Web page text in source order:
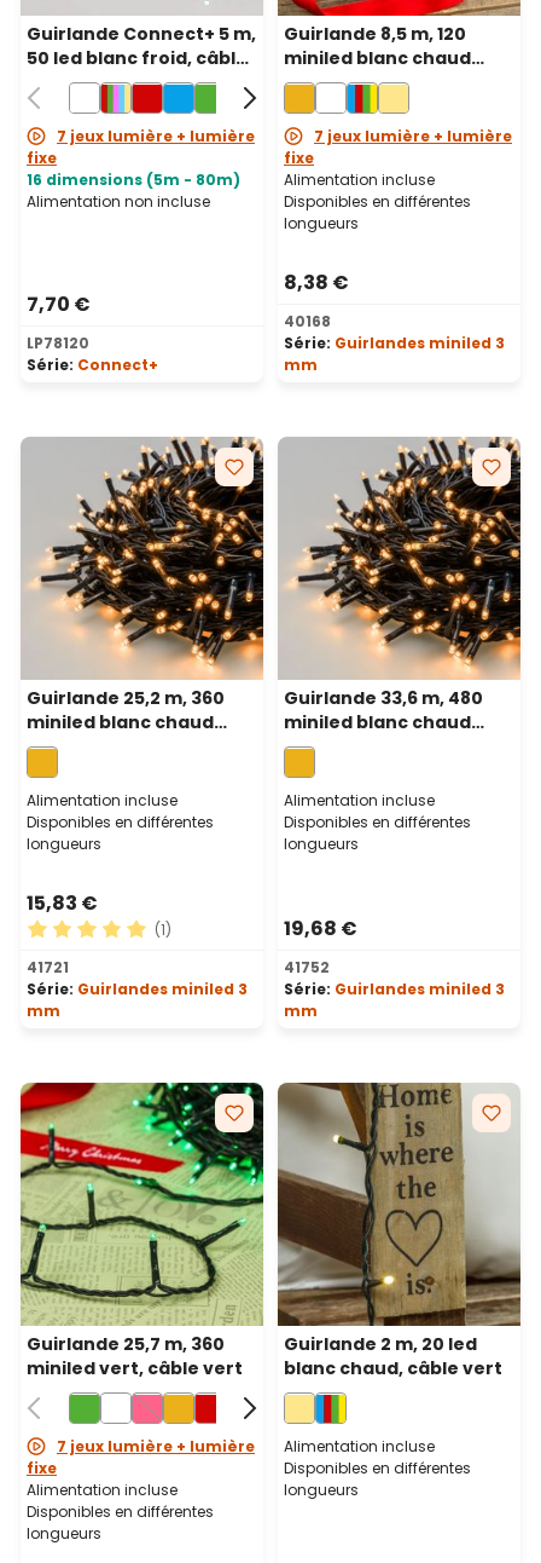
Guirlande Connect+ 5 m,
50 led blanc froid, câble
vert, prolongeable
7 jeux lumière + lumière
fixe
16 dimensions (5m - 80m)
Alimentation non incluse
7,70 €
LP78120
Série: Connect+
Guirlande 8,5 m, 120
miniled blanc chaud
traditionnel, câble vert
7 jeux lumière + lumière
fixe
Alimentation incluse
Disponibles en différentes
longueurs
8,38 €
40168
Série: Guirlandes miniled 3
mm
Guirlande 25,2 m, 360
miniled blanc chaud
traditionnel, câble vert
Alimentation incluse
Disponibles en différentes
longueurs
15,83 €
Note moyenne de 5 sur 5 étoiles
(1)
41721
Série: Guirlandes miniled 3
mm
Guirlande 33,6 m, 480
miniled blanc chaud
traditionnel, câble vert
Alimentation incluse
Disponibles en différentes
longueurs
19,68 €
41752
Série: Guirlandes miniled 3
mm
Guirlande 25,7 m, 360
miniled vert, câble vert
7 jeux lumière + lumière
fixe
Alimentation incluse
Disponibles en différentes
longueurs
Guirlande 2 m, 20 led
blanc chaud, câble vert
Alimentation incluse
Disponibles en différentes
longueurs